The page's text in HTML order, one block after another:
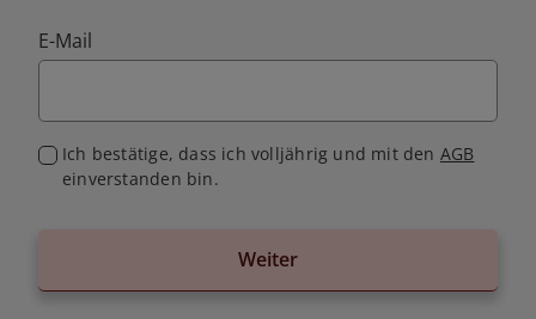
E-Mail
Ich bestätige, dass ich volljährig und mit den AGB
einverstanden bin.
Weiter